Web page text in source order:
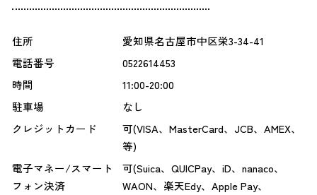
住所
愛知県名古屋市中区栄3-34-41
電話番号
0522614453
時間
11:00-20:00
駐車場
なし
クレジットカード
可(VISA、MasterCard、JCB、AMEX、
等)
電子マネー/スマート
フォン決済
可(Suica、QUICPay、iD、nanaco、
WAON、楽天Edy、Apple Pay、